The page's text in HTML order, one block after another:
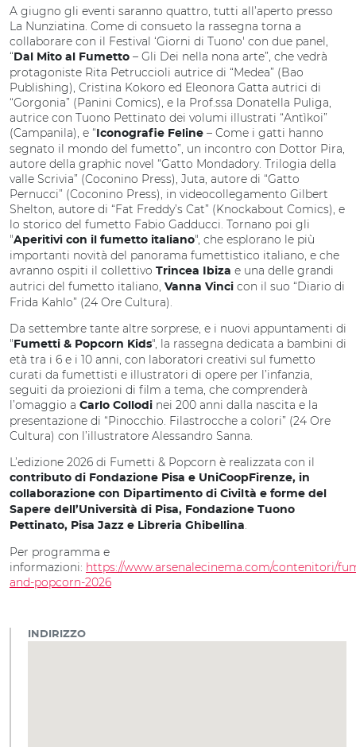
A giugno gli eventi saranno quattro, tutti all’aperto presso
La Nunziatina. Come di consueto la rassegna torna a
collaborare con il Festival ‘Giorni di Tuono' con due panel,
“ Dal Mito al Fumetto – Gli Dei nella nona arte”, che vedrà
protagoniste Rita Petruccioli autrice di “Medea” (Bao
Publishing), Cristina Kokoro ed Eleonora Gatta autrici di
“Gorgonia” (Panini Comics), e la Prof.ssa Donatella Puliga,
autrice con Tuono Pettinato dei volumi illustrati “Antìkoi”
(Campanila), e “ Iconografie Feline – Come i gatti hanno
segnato il mondo del fumetto”, un incontro con Dottor Pira,
autore della graphic novel “Gatto Mondadory. Trilogia della
valle Scrivia” (Coconino Press), Juta, autore di “Gatto
Pernucci” (Coconino Press), in videocollegamento Gilbert
Shelton, autore di “Fat Freddy’s Cat” (Knockabout Comics), e
lo storico del fumetto Fabio Gadducci. Tornano poi gli
"Aperitivi con il fumetto italiano", che esplorano le più
importanti novità del panorama fumettistico italiano, e che
avranno ospiti il collettivo Trincea Ibiza e una delle grandi
autrici del fumetto italiano, Vanna Vinci con il suo “Diario di
Frida Kahlo” (24 Ore Cultura).
Da settembre tante altre sorprese, e i nuovi appuntamenti di
" Fumetti & Popcorn Kids", la rassegna dedicata a bambini di
età tra i 6 e i 10 anni, con laboratori creativi sul fumetto
curati da fumettisti e illustratori di opere per l’infanzia,
seguiti da proiezioni di film a tema, che comprenderà
l’omaggio a Carlo Collodi nei 200 anni dalla nascita e la
presentazione di “Pinocchio. Filastrocche a colori” (24 Ore
Cultura) con l’illustratore Alessandro Sanna.
L’edizione 2026 di Fumetti & Popcorn è realizzata con il
contributo di Fondazione Pisa e UniCoopFirenze, in
collaborazione con Dipartimento di Civiltà e forme del
Sapere dell’Università di Pisa, Fondazione Tuono
Pettinato, Pisa Jazz e Libreria Ghibellina.
Per programma e
informazioni: https://www.arsenalecinema.com/contenitori/
and-popcorn-2026
INDIRIZZO